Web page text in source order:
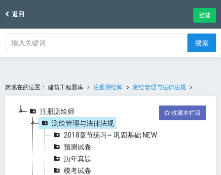
返回 登陆
搜索
您现在的位置： 建筑工程题库 注册测绘师 测绘管理与法律法规
收藏本栏目
注册测绘师
测绘管理与法律法规
2018章节练习~ 巩固基础 NEW
预测试卷
历年真题
模考试卷